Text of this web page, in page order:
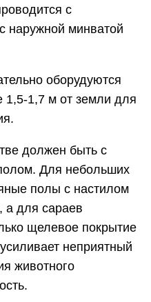
с
наружной минватой
оборудуются
1,5-1,7 м от земли для
должен быть с
Для небольших
полы с настилом
а для сараев
щелевое покрытие
неприятный
животного